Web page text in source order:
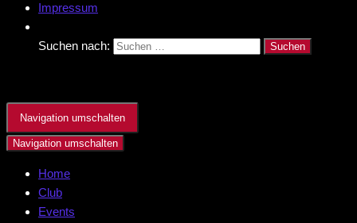
Impressum
Suchen nach:
Navigation umschalten
Navigation umschalten
Home
Club
Events